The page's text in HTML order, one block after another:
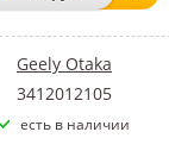
Geely Otaka
3412012105
есть в наличии